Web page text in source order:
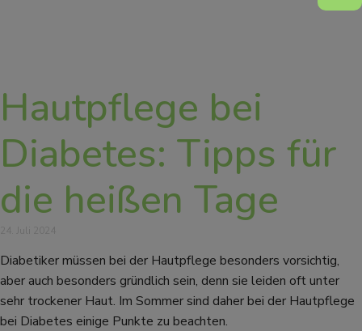
Hautpflege bei
Diabetes: Tipps für
die heißen Tage
Diabetiker müssen bei der Hautpflege besonders vorsichtig,
aber auch besonders gründlich sein, denn sie leiden oft unter
sehr trockener Haut. Im Sommer sind daher bei der Hautpflege
bei Diabetes einige Punkte zu beachten.